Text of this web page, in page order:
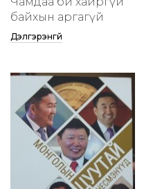
байхын аргагүй
Дэлгэрэнгүй